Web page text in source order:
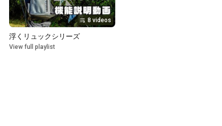
8 videos
浮くリュックシリーズ
View full playlist